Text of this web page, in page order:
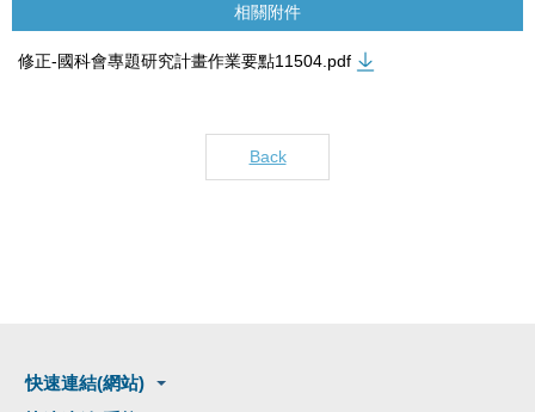
相關附件
修正-國科會專題研究計畫作業要點11504.pdf
Back
快速連結(網站)